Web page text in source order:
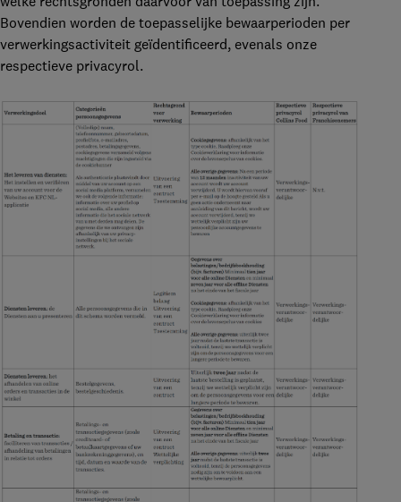
Bovendien worden de toepasselijke bewaarperioden per
verwerkingsactiviteit geïdentificeerd, evenals onze
respectieve privacyrol.